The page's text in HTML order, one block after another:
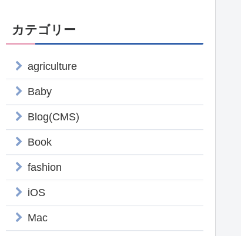
カテゴリー
agriculture
Baby
Blog(CMS)
Book
fashion
iOS
Mac